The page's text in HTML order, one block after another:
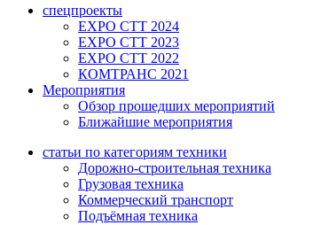
спецпроекты
EXPO CTT 2024
EXPO CTT 2023
EXPO CTT 2022
КОМТРАНС 2021
Мероприятия
Обзор прошедших мероприятий
Ближайшие мероприятия
статьи по категориям техники
Дорожно-строительная техника
Грузовая техника
Коммерческий транспорт
Подъёмная техника